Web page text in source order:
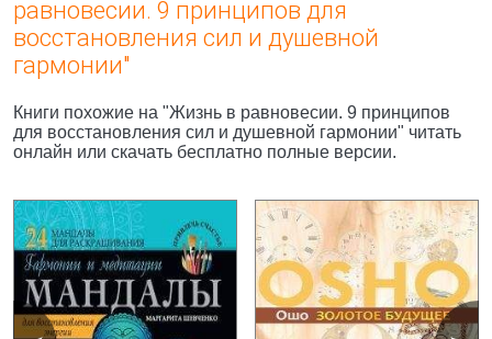
равновесии. 9 принципов для
восстановления сил и душевной
гармонии"
Книги похожие на "Жизнь в равновесии. 9 принципов
для восстановления сил и душевной гармонии" читать
онлайн или скачать бесплатно полные версии.